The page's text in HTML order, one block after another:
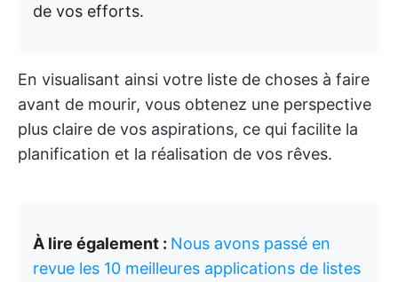
de vos efforts.
En visualisant ainsi votre liste de choses à faire
avant de mourir, vous obtenez une perspective
plus claire de vos aspirations, ce qui facilite la
planification et la réalisation de vos rêves.
À lire également : Nous avons passé en
revue les 10 meilleures applications de listes